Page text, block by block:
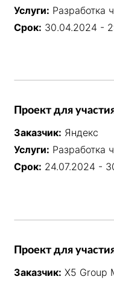
Услуги: Разработка
Срок: 30.04.2024 -
Проект для
Заказчик: Яндекс
Услуги: Разработка
Срок: 24.07.2024 -
Проект для
Заказчик: X5 Group